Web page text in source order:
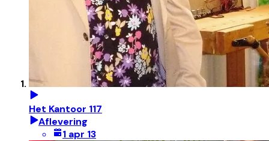
Het Kantoor 117
Aflevering
1 apr 13